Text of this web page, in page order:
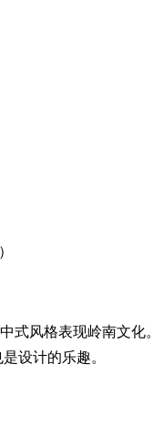
式风格表现岭南文化。
设计的乐趣。